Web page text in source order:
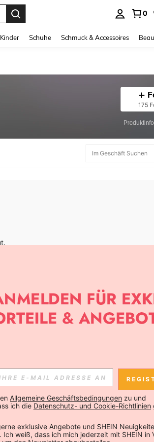
0
Kinder Schuhe Schmuck & Accessoires
175
APP
ANMELDEST, KANNST DU DIE NEUESTEN
DICH JEDERZEIT ABMELDEN).
Allgemeine Geschäftsbedingungen zu und
ich die Datenschutz- und Cookie-Richtlinien
exklusive Angebote und SHEIN
Ich weiß, dass ich mich jederzeit mit SHEIN in